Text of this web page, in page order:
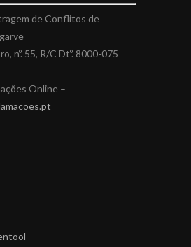
de Conflitos de
nº. 55, R/C Dtº. 8000-075
Online –